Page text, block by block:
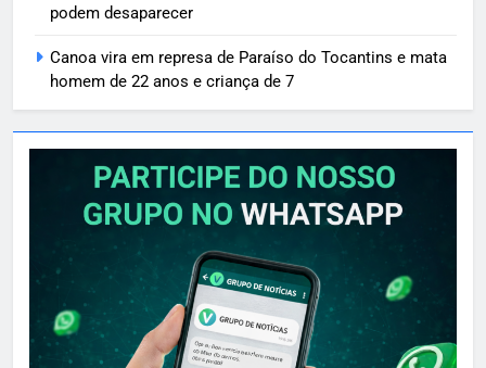
podem desaparecer
Canoa vira em represa de Paraíso do Tocantins e mata
homem de 22 anos e criança de 7